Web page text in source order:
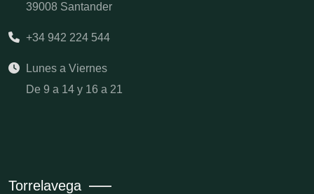
39008 Santander
+34 942 224 544
Lunes a Viernes
De 9 a 14 y 16 a 21
Torrelavega